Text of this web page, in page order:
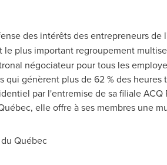
des intérêts des entrepreneurs
le plus important regroupement
négociateur pour tous les
qui génèrent plus de 62 % des
par l'entremise de sa filiale ACQ
elle offre à ses membres une
Québec